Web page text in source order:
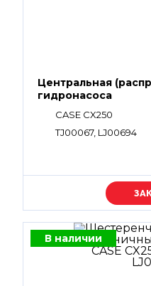
Центральная
гидронасоса
CASE CX250
TJ00067, LJ00694
В наличии